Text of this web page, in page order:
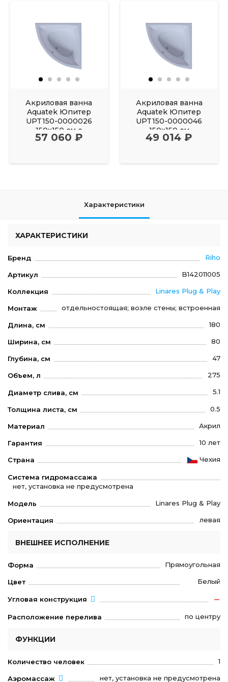
Акриловая ванна
Aquatek Юпитер
UPT150-0000026
150х150 см с
фронтальным
57 060 ₽
Акриловая ванна
Aquatek Юпитер
UPT150-0000046
150х150 см
49 014 ₽
Характеристики
ХАРАКТЕРИСТИКИ
Бренд Riho
Артикул B142011005
Коллекция Linares Plug & Play
Монтаж отдельностоящая; возле стены; встроенная
Длина, см 180
Ширина, см 80
Глубина, см 47
Объем, л 275
Диаметр слива, см 5.1
Толщина листа, см 0.5
Материал Акрил
Гарантия 10 лет
Страна Чехия
Система гидромассажа
нет, установка не предусмотрена
Модель Linares Plug & Play
Ориентация левая
ВНЕШНЕЕ ИСПОЛНЕНИЕ
Форма Прямоугольная
Цвет Белый
Угловая конструкция
Расположение перелива по центру
ФУНКЦИИ
Количество человек 1
Аэромассаж нет, установка не предусмотрена